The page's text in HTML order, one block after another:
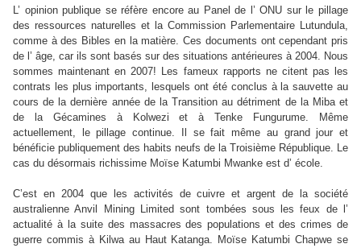
L’ opinion publique se réfère encore au Panel de l’ ONU sur le pillage
des ressources naturelles et la Commission Parlementaire Lutundula,
comme à des Bibles en la matière. Ces documents ont cependant pris
de l’ âge, car ils sont basés sur des situations antérieures à 2004. Nous
sommes maintenant en 2007! Les fameux rapports ne citent pas les
contrats les plus importants, lesquels ont été conclus à la sauvette au
cours de la dernière année de la Transition au détriment de la Miba et
de la Gécamines à Kolwezi et à Tenke Fungurume. Même
actuellement, le pillage continue. Il se fait même au grand jour et
bénéficie publiquement des habits neufs de la Troisième République. Le
cas du désormais richissime Moïse Katumbi Mwanke est d’ école.
C’est en 2004 que les activités de cuivre et argent de la société
australienne Anvil Mining Limited sont tombées sous les feux de l’
actualité à la suite des massacres des populations et des crimes de
guerre commis à Kilwa au Haut Katanga. Moïse Katumbi Chapwe se